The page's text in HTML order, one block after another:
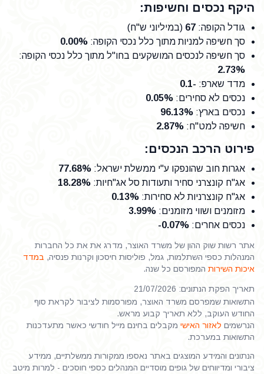
היקף נכסים וחשיפות:
גודל הקופה:
67 (במיליוני ש"ח)
סך חשיפה למניות מתוך כלל נכסי הקופה:
0.00%
סך חשיפה לנכסים המושקעים בחו"ל מתוך כלל נכסי הקופה:
2.73%
מדד שארפ:
-0.1
נכסים לא סחירים:
0.05%
נכסים בארץ:
96.13%
חשיפה למט"ח:
2.87%
פירוט הרכב הנכסים:
אגרות חוב שהונפקו ע"י ממשלת ישראל:
77.68%
אג"ח קונצרני סחיר ותעודות סל אג"חיות:
18.28%
אג"ח קונצרניות לא סחירות:
0.13%
מזומנים ושווי מזומנים:
3.99%
נכסים אחרים:
-0.07%
אתר רשות שוק ההון של משרד האוצר, מדרג את את כל החברות
המנהלות כספי השתלמות, גמל, פוליסות חיסכון וקרנות פנסיה, במדד
איכות השירות המפורסם כל שנה.
תאריך הפקת הנתונים: 21/07/2026
התשואות שמפרסם משרד האוצר, מפורסמות לציבור לקראת סוף
החודש העוקב, ללא תאריך קבוע מראש.
הנרשמים לאזור האישי מקבלים בחינם מייל חודשי כאשר מתעדכנות
התשואות במערכת.
הנתונים והמידע המוצגים באתר נאספו ממקורות ממשלתיים, ממידע
ציבורי ומדיווחים של גופים מוסדיים המנהלים כספי חוסכים - למרות מיטב